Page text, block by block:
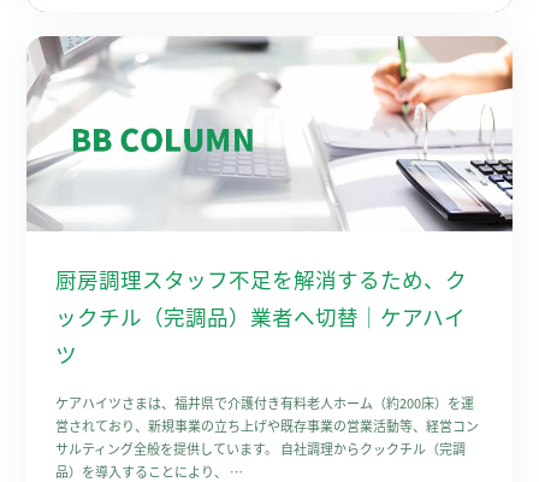
厨房調理スタッフ不足を解消するため、ク
ックチル（完調品）業者へ切替｜ケアハイ
ツ
ケアハイツさまは、福井県で介護付き有料老人ホーム（約200床）を運
営されており、新規事業の立ち上げや既存事業の営業活動等、経営コン
サルティング全般を提供しています。 自社調理からクックチル（完調
品）を導入することにより、 …